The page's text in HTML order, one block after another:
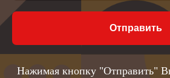
Отправить
Нажимая кнопку "Отправить"